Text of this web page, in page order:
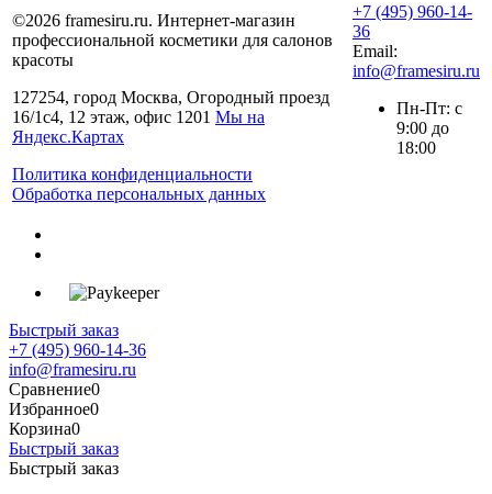
©2026 framesiru.ru. Интернет-магазин
профессиональной косметики для салонов
красоты
127254, город Москва, Огородный проезд
16/1с4, 12 этаж, офис 1201 Мы на
Яндекс.Картах
Политика конфиденциальности
Обработка персональных данных
+7 (495) 960-14-
36
Email:
info@framesiru.ru
Пн-Пт: с
9:00 до
18:00
Быстрый заказ
+7 (495) 960-14-36
info@framesiru.ru
Сравнение0
Избранное0
Корзина0
Быстрый заказ
Быстрый заказ